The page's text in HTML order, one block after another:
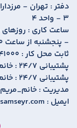
دفتر :
3 - واحد 4
ساعت کاری :
- پنجشنبه از ساعت 9:00 الی 15:00
ثابت محل کار :
پشتیبانی 24/7 :
پشتیبانی 24/7 :
مدیریت :
ایمیل :